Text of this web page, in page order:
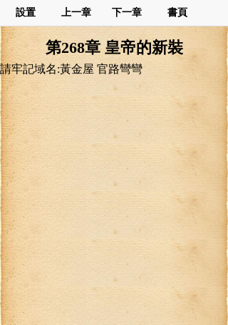
設置 上一章 下一章 書頁
第268章 皇帝的新裝
請牢記域名:黃金屋 官路彎彎